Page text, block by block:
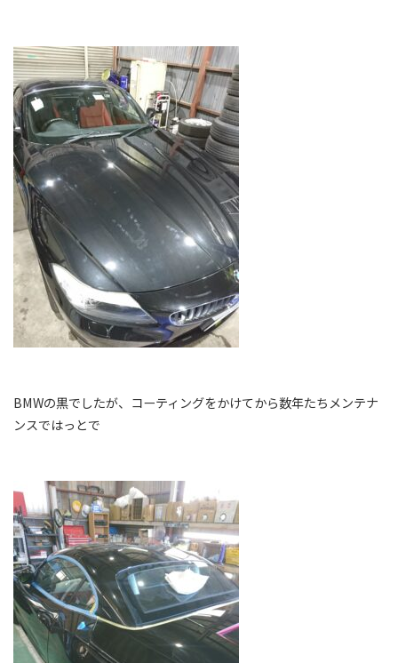
BMWの黒でしたが、コーティングをかけてから数年たちメンテナ
ンスではっとで